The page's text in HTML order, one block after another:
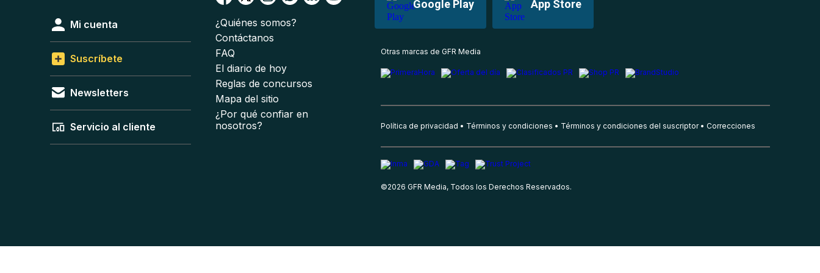
Google Play App Store
Mi cuenta
Suscríbete
Newsletters
Servicio al cliente
¿Quiénes somos?
Contáctanos
FAQ
El diario de hoy
Reglas de concursos
Mapa del sitio
¿Por qué confiar en
nosotros?
Otras marcas de GFR Media
Política de privacidad Términos y condiciones Términos y condiciones del suscriptor Correcciones
©2026 GFR Media, Todos los Derechos Reservados.